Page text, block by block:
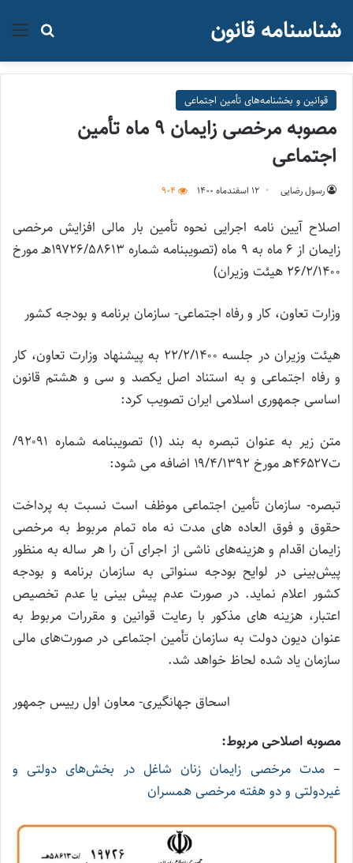
جستجو شناسنامه قانون
قوانین و بخشنامه‌های تأمین اجتماعی
مصوبه مرخصی زایمان ۹ ماه تأمین
اجتماعی
رسول رضایی ۱۲ اسفند‌ماه ۱۴۰۰ 904
اصلاح آیین نامه اجرایی نحوه تأمین بار مالی افزایش مرخصی
زایمان از ۶ ماه به ۹ ماه (تصویبنامه شماره ۱۹۷۲۶/۵۸۶۱۳هـ مورخ
۲۶/۲/۱۴۰۰ هیئت وزیران)
وزارت تعاون، کار و رفاه اجتماعی- سازمان برنامه و بودجه کشور
هیئت وزیران در جلسه ۲۲/۲/۱۴۰۰ به پیشنهاد وزارت تعاون، کار
و رفاه اجتماعی و به استناد اصل یکصد و سی و هشتم قانون
اساسی جمهوری اسلامی ایران تصویب کرد:
متن زیر به عنوان تبصره به بند (۱) تصویبنامه شماره ۹۲۰۹۱/
ت۴۶۵۲۷هـ مورخ ۱۹/۴/۱۳۹۲ اضافه می شود:
تبصره- سازمان تأمین اجتماعی موظف است نسبت به پرداخت
حقوق و فوق العاده های مدت نه ماه تمام مربوط به مرخصی
زایمان اقدام و هزینه‌های ناشی از اجرای آن را هر ساله به منظور
پیش‌بینی در لوایح بودجه سنواتی به سازمان برنامه و بودجه
کشور اعلام نماید. در صورت عدم پیش بینی یا عدم تخصیص
اعتبار، هزینه های مذکور با رعایت قوانین و مقررات مربوط به
عنوان دیون دولت به سازمان تأمین اجتماعی در صورت‌های مالی
سازمان یاد شده لحاظ خواهد شد.
اسحاق جهانگیری- معاون اول رییس جمهور
مصوبه اصلاحی مربوط:
–مدت مرخصی زایمان زنان شاغل در بخش‌های دولتی و
غیردولتی و دو هفته مرخصی همسران